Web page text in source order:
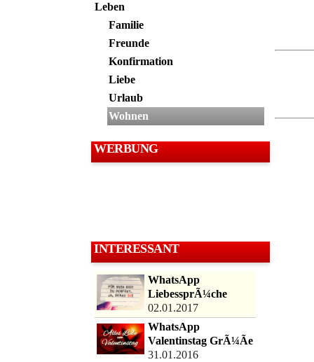
Leben
Familie
Freunde
Konfirmation
Liebe
Urlaub
Wohnen
WERBUNG
INTERESSANT
WhatsApp
LiebessprÃ¼che
02.01.2017
WhatsApp
Valentinstag GrÃ¼Ãe
31.01.2016